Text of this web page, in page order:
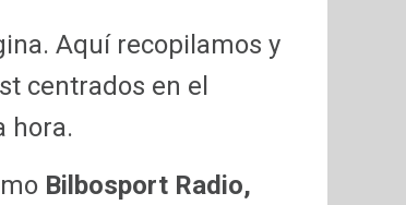
Aquí recopilamos y
centrados en el
hora.
Bilbosport Radio,